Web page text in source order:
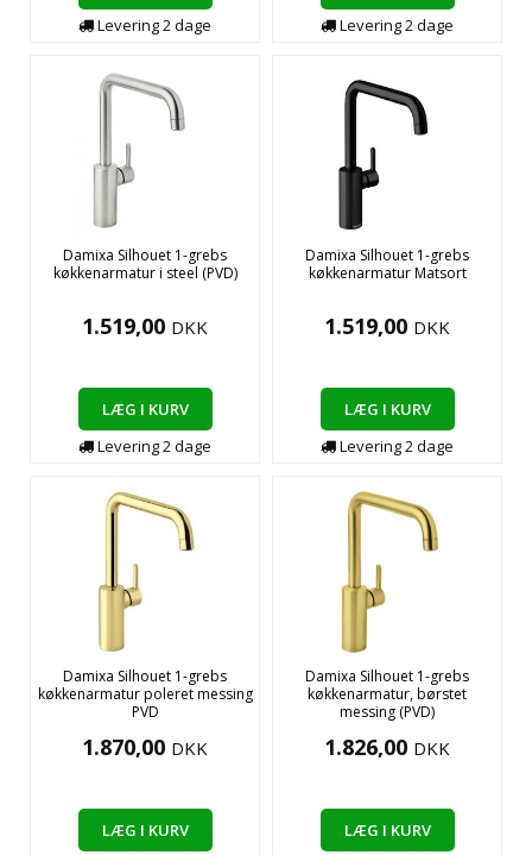
Levering2dage
Levering2dage
Damixa Silhouet 1-grebs
køkkenarmatur i steel (PVD)
1.519,00 DKK
LÆG I KURV
Levering2dage
Damixa Silhouet 1-grebs
køkkenarmatur Matsort
1.519,00 DKK
LÆG I KURV
Levering2dage
Damixa Silhouet 1-grebs
køkkenarmatur poleret messing
PVD
1.870,00 DKK
LÆG I KURV
Damixa Silhouet 1-grebs
køkkenarmatur, børstet
messing (PVD)
1.826,00 DKK
LÆG I KURV